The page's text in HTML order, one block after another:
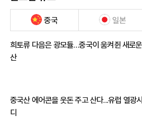
중국 일본
희토류 다음은 광모듈…중국이 움켜쥔 새로
산
중국산 에어콘을 웃돈 주고 산다...유럽 열광
디